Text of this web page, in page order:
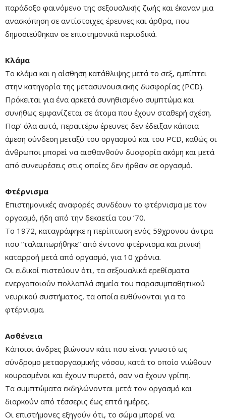
παράδοξο φαινόμενο της σεξουαλικής ζωής και έκαναν μια
ανασκόπηση σε αντίστοιχες έρευνες και άρθρα, που
δημοσιεύθηκαν σε επιστημονικά περιοδικά.
Remaining
Time
-0:00
Mute
Κλάμα
Το κλάμα και η αίσθηση κατάθλιψης μετά το σεξ, εμπίπτει
στην κατηγορία της μετασυνουσιακής δυσφορίας (PCD).
Πρόκειται για ένα αρκετά συνηθισμένο συμπτώμα και
συνήθως εμφανίζεται σε άτομα που έχουν σταθερή σχέση.
Παρ’ όλα αυτά, περαιτέρω έρευνες δεν έδειξαν κάποια
άμεση σύνδεση μεταξύ του οργασμού και του PCD, καθώς οι
άνθρωποι μπορεί να αισθανθούν δυσφορία ακόμη και μετά
από συνευρέσεις στις οποίες δεν ήρθαν σε οργασμό.
Φτέρνισμα
Επιστημονικές αναφορές συνδέουν το φτέρνισμα με τον
οργασμό, ήδη από την δεκαετία του ’70.
Το 1972, καταγράφηκε η περίπτωση ενός 59χρονου άντρα
που “ταλαιπωρήθηκε” από έντονο φτέρνισμα και ρινική
καταρροή μετά από οργασμό, για 10 χρόνια.
Οι ειδικοί πιστεύουν ότι, τα σεξουαλικά ερεθίσματα
ενεργοποιούν πολλαπλά σημεία του παρασυμπαθητικού
νευρικού συστήματος, τα οποία ευθύνονται για το
φτέρνισμα.
Ασθένεια
Κάποιοι άνδρες βιώνουν κάτι που είναι γνωστό ως
σύνδρομο μεταοργασμικής νόσου, κατά το οποίο νιώθουν
κουρασμένοι και έχουν πυρετό, σαν να έχουν γρίπη.
Τα συμπτώματα εκδηλώνονται μετά τον οργασμό και
διαρκούν από τέσσερις έως επτά ημέρες.
Οι επιστήμονες εξηγούν ότι, το σώμα μπορεί να